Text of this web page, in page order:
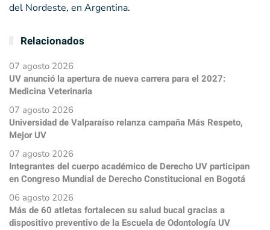
del Nordeste, en Argentina.
Relacionados
07 agosto 2026
UV anunció la apertura de nueva carrera para el 2027:
Medicina Veterinaria
07 agosto 2026
Universidad de Valparaíso relanza campaña Más Respeto,
Mejor UV
07 agosto 2026
Integrantes del cuerpo académico de Derecho UV participan
en Congreso Mundial de Derecho Constitucional en Bogotá
06 agosto 2026
Más de 60 atletas fortalecen su salud bucal gracias a
dispositivo preventivo de la Escuela de Odontología UV